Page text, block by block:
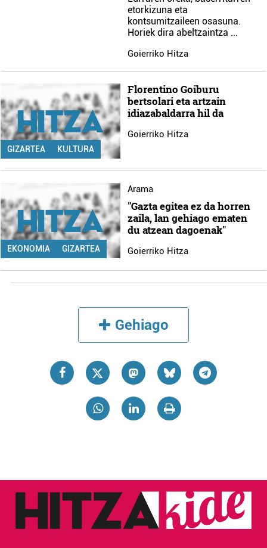
etorkizuna eta
kontsumitzaileen osasuna.
Horiek dira abeltzaintza ...
Goierriko Hitza
GIZARTEA KULTURA
Florentino Goiburu
bertsolari eta artzain
idiazabaldarra hil da
Goierriko Hitza
EKONOMIA GIZARTEA
Arama
"Gazta egitea ez da horren
zaila, lan gehiago ematen
du atzean dagoenak"
Goierriko Hitza
Gehiago